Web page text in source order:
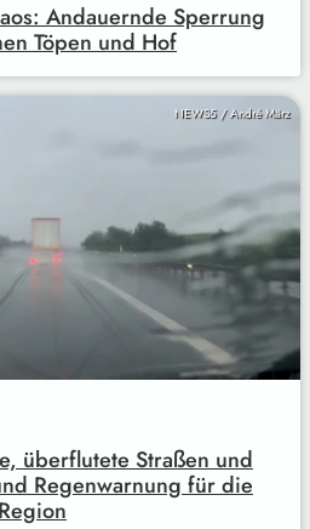
Andauernde Sperrung
Töpen und Hof
NEWS5 / André März
überflutete Straßen und
Regenwarnung für die